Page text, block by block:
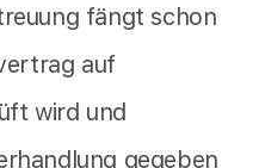
fängt schon
auf
wird und
gegeben